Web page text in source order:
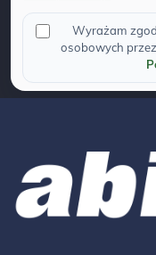
Wyrażam
osobowych